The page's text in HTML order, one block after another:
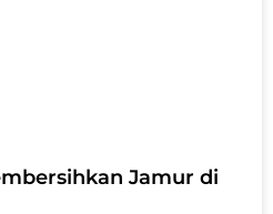
Jamur di